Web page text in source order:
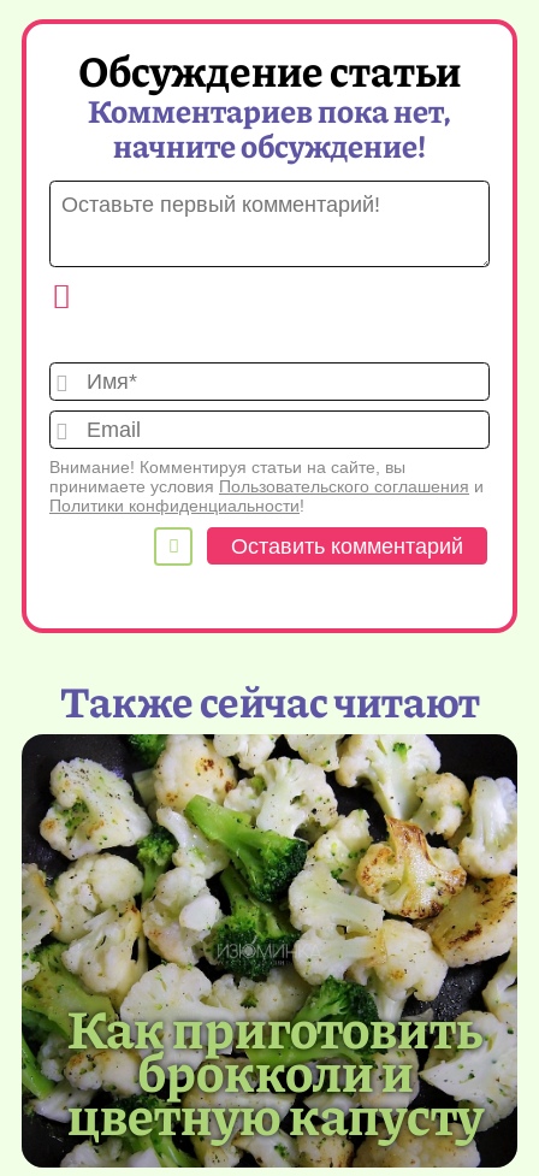
Обсуждение статьи
Комментариев пока нет,
начните обсуждение!
Имя*
Внимание! Комментируя статьи на сайте, вы
принимаете условия Пользовательского соглашения и
Политики конфиденциальности!
Также сейчас читают
Как приготовить
брокколи и
цветную капусту